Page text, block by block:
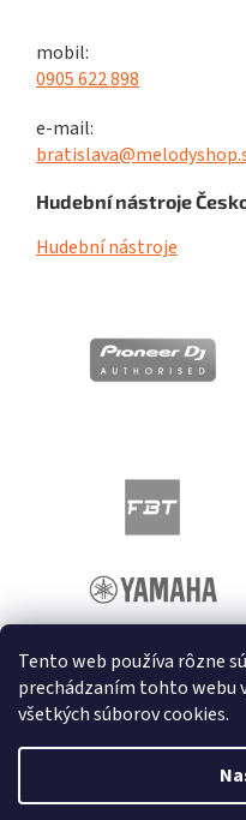
Tento web používa rôzne
prechádzaním tohto webu
všetkých súborov cookies.
mobil:
0905 622 898
e-mail:
Hudební nástroje
Hudební nástroje